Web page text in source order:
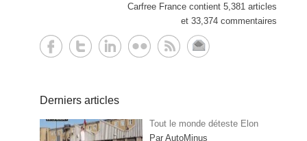
Carfree France contient 5,381 articles
et 33,374 commentaires
Derniers articles
Tout le monde déteste Elon
Par AutoMinus